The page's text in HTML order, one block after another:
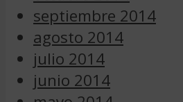
septiembre 2014
agosto 2014
julio 2014
junio 2014